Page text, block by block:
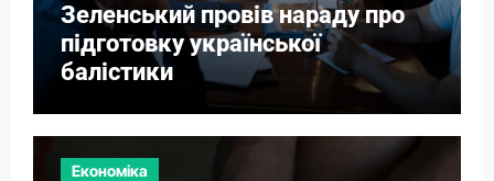
Зеленський провів нараду про
підготовку української
балістики
Економіка